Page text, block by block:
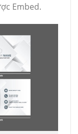
Embed.